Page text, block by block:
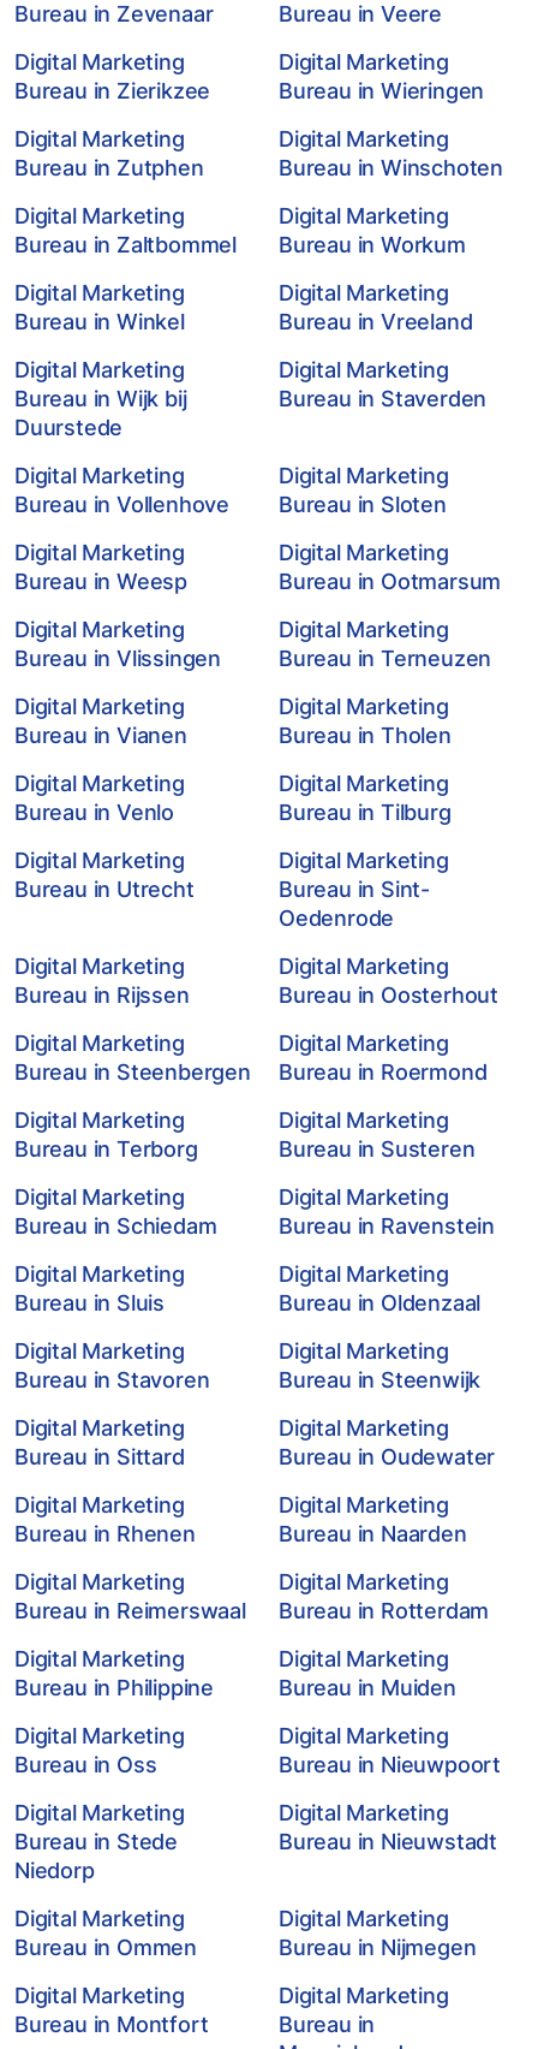
Bureau in Zevenaar
Bureau in Veere
Digital Marketing
Bureau in Zierikzee
Digital Marketing
Bureau in Wieringen
Digital Marketing
Bureau in Zutphen
Digital Marketing
Bureau in Winschoten
Digital Marketing
Bureau in Zaltbommel
Digital Marketing
Bureau in Workum
Digital Marketing
Bureau in Winkel
Digital Marketing
Bureau in Vreeland
Digital Marketing
Bureau in Wijk bij
Duurstede
Digital Marketing
Bureau in Staverden
Digital Marketing
Bureau in Vollenhove
Digital Marketing
Bureau in Sloten
Digital Marketing
Bureau in Weesp
Digital Marketing
Bureau in Ootmarsum
Digital Marketing
Bureau in Vlissingen
Digital Marketing
Bureau in Terneuzen
Digital Marketing
Bureau in Vianen
Digital Marketing
Bureau in Tholen
Digital Marketing
Bureau in Venlo
Digital Marketing
Bureau in Tilburg
Digital Marketing
Bureau in Utrecht
Digital Marketing
Bureau in Sint-
Oedenrode
Digital Marketing
Bureau in Rijssen
Digital Marketing
Bureau in Oosterhout
Digital Marketing
Bureau in Steenbergen
Digital Marketing
Bureau in Roermond
Digital Marketing
Bureau in Terborg
Digital Marketing
Bureau in Susteren
Digital Marketing
Bureau in Schiedam
Digital Marketing
Bureau in Ravenstein
Digital Marketing
Bureau in Sluis
Digital Marketing
Bureau in Oldenzaal
Digital Marketing
Bureau in Stavoren
Digital Marketing
Bureau in Steenwijk
Digital Marketing
Bureau in Sittard
Digital Marketing
Bureau in Oudewater
Digital Marketing
Bureau in Rhenen
Digital Marketing
Bureau in Naarden
Digital Marketing
Bureau in Reimerswaal
Digital Marketing
Bureau in Rotterdam
Digital Marketing
Bureau in Philippine
Digital Marketing
Bureau in Muiden
Digital Marketing
Bureau in Oss
Digital Marketing
Bureau in Nieuwpoort
Digital Marketing
Bureau in Stede
Niedorp
Digital Marketing
Bureau in Nieuwstadt
Digital Marketing
Bureau in Ommen
Digital Marketing
Bureau in Nijmegen
Digital Marketing
Bureau in Montfort
Digital Marketing
Bureau in